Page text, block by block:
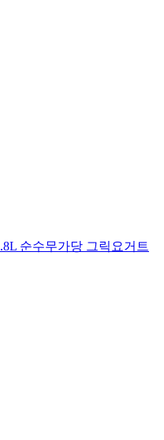
순수무가당 그릭요거트